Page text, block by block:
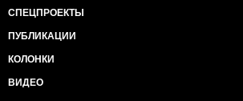
СПЕЦПРОЕКТЫ
ПУБЛИКАЦИИ
КОЛОНКИ
ВИДЕО